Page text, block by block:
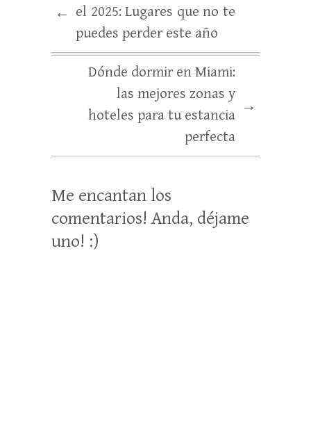
← el 2025: Lugares que no te
puedes perder este año
Dónde dormir en Miami:
las mejores zonas y
hoteles para tu estancia
perfecta
→
Me encantan los
comentarios! Anda, déjame
uno! :)